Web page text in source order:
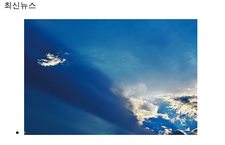
최신뉴스